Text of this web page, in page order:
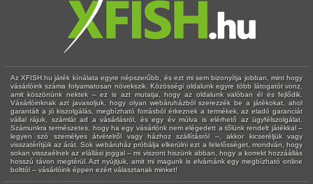
Az XFISH.hu játék kínálata egyre népszerűbb, és ezt mi sem bizonyítja jobban, mint hogy
vásárlóink száma folyamatosan növekszik. Közösségi oldalunk egyre több látogatót vonz,
amit köszönünk nektek – ez is azt mutatja, hogy az oldalunk valóban él és fejlődik.
Vásárlóinknak azt javasoljuk, hogy olyan webáruházból szerezzék be a játékokat, ahol
garantált a jó kiszolgálás, megbízható forrásból érkeznek a termékek, az eladó garanciát
vállal rájuk, számlát ad a vásárlásról, és egy év múlva is elérhető az ügyfélszolgálat.
Számunkra természetes, hogy ha egy vásárlónk nem elégedett a tőlünk rendelt játékkal –
legyen szó személyes átvételről vagy házhoz szállításról –, akkor kicseréljük vagy
visszatérítjük az árát. Sok webáruház próbálja elkerülni ezt a felelősséget, mondván, hogy
sokan visszaélnek az elállási joggal – mi viszont hiszünk abban, hogy a korrekt hozzáállás
hosszú távon megtérül. Azt nyújtjuk, amit mi magunk is elvárnánk egy megbízható online
bolttól – vásárlóink éppen ezért választanak minket!